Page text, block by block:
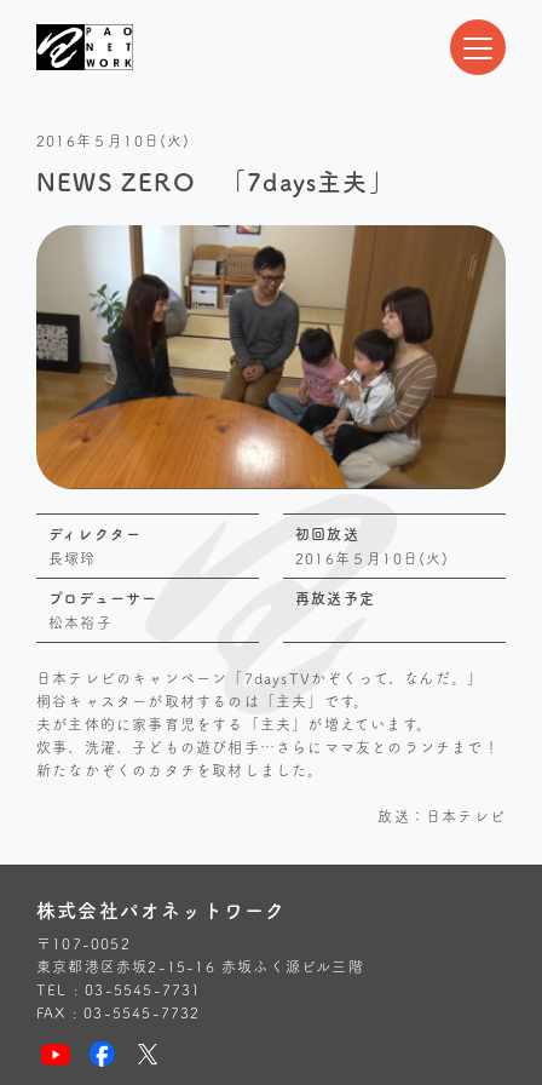
2016年５月10日(火)
NEWS ZERO 「7days主夫」
ディレクター
長塚玲
初回放送
2016年５月10日(火)
プロデューサー
松本裕子
再放送予定
日本テレビのキャンペーン「7daysTVかぞ くって、なんだ。」
桐谷キャスターが取材するのは「主夫」です。
夫が主体的に家事育児をする「主夫」が増えています。
炊事、洗濯、子どもの遊び相手…さらにママ友とのランチまで！
新たなかぞくのカタチを取材しました。
放送：日本テレビ
株式会社パオネットワーク
〒107-0052
東京都港区赤坂2-15-16 赤坂ふく源ビル三階
TEL : 03-5545-7731
FAX : 03-5545-7732